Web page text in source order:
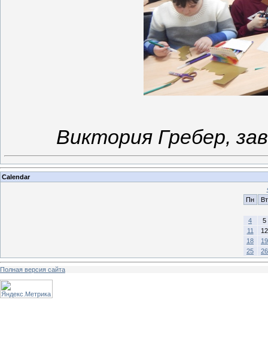
Виктория Гребер,
Calendar
Пн
Вт
4
5
11
12
18
19
25
26
Полная версия сайта